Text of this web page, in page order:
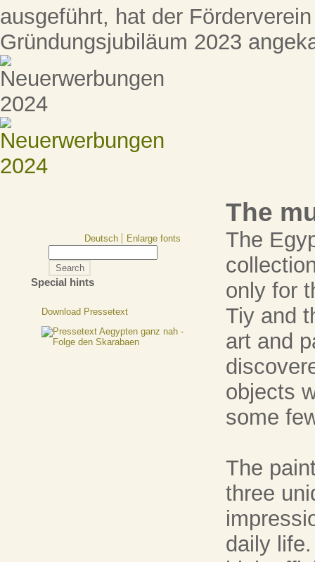
ausgeführt, hat der
Gründungsjubiläum 2023
Deutsch Enlarge fonts
Special hints
Download Pressetext
The
The
only for
Tiy and
art and
objects
some
The
three
daily